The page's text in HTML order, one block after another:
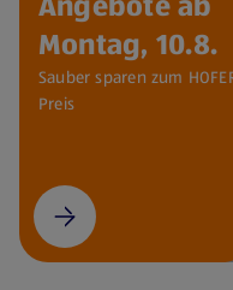
Montag, 10.8.
Sauber sparen zum
Preis